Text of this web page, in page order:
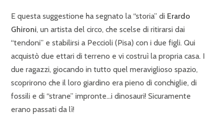
E questa suggestione ha segnato la “storia” di Erardo
Ghironi, un artista del circo, che scelse di ritirarsi dai
“tendoni” e stabilirsi a Peccioli (Pisa) con i due figli. Qui
acquistò due ettari di terreno e vi costruì la propria casa. I
due ragazzi, giocando in tutto quel meraviglioso spazio,
scoprirono che il loro giardino era pieno di conchiglie, di
fossili e di “strane” impronte…i dinosauri! Sicuramente
erano passati da lì!